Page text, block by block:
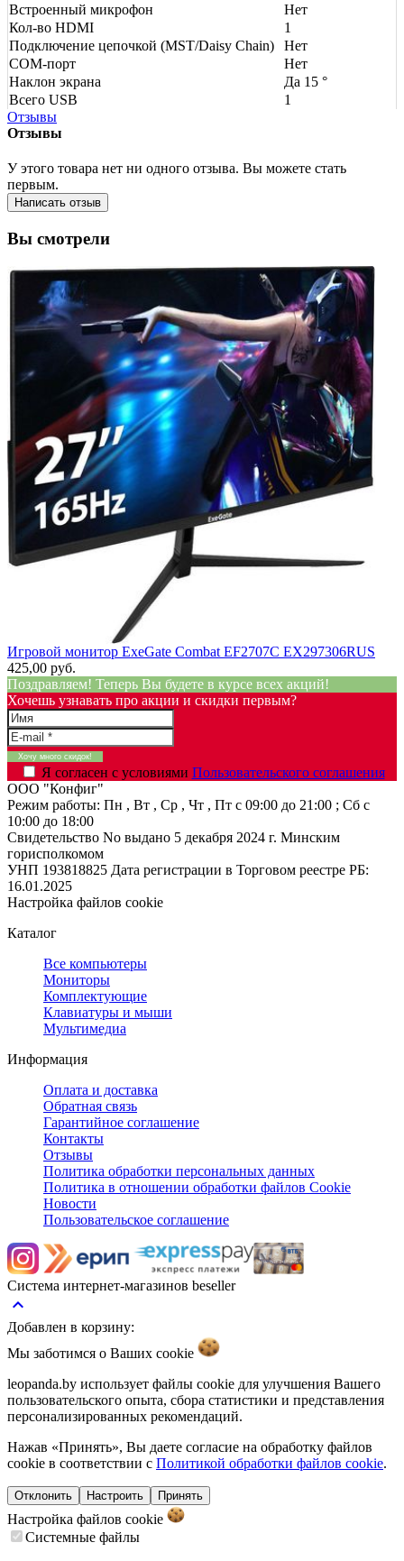
Встроенный микрофон
Нет
Кол-во HDMI
1
Подключение цепочкой (MST/Daisy Chain)
Нет
COM-порт
Нет
Наклон экрана
Да 15 °
Всего USB
1
Отзывы
Отзывы
У этого товара нет ни одного отзыва. Вы можете стать
первым.
Написать отзыв
Вы смотрели
Игровой монитор ExeGate Combat EF2707C EX297306RUS
425,00 руб.
Поздравляем! Теперь Вы будете в курсе всех акций!
Хочешь узнавать про акции и скидки первым?
Я согласен с условиями Пользовательского соглашения
ООО "Конфиг"
Режим работы: Пн , Вт , Ср , Чт , Пт c 09:00 до 21:00 ; Сб c
10:00 до 18:00
Свидетельство No выдано 5 декабря 2024 г. Минским
горисполкомом
УНП 193818825 Дата регистрации в Торговом реестре РБ:
16.01.2025
Настройка файлов cookie
Каталог
Все компьютеры
Мониторы
Комплектующие
Клавиатуры и мыши
Мультимедиа
Информация
Оплата и доставка
Обратная связь
Гарантийное соглашение
Контакты
Отзывы
Политика обработки персональных данных
Политика в отношении обработки файлов Cookie
Новости
Пользовательское соглашение
Система интернет-магазинов beseller
keyboard_arrow_up
Добавлен в корзину:
Мы заботимся о Ваших cookie
leopanda.by использует файлы cookie для улучшения Вашего
пользовательского опыта, сбора статистики и представления
персонализированных рекомендаций.
Нажав «Принять», Вы даете согласие на обработку файлов
cookie в соответствии с Политикой обработки файлов cookie.
Отклонить Настроить Принять
Настройка файлов cookie
Системные файлы